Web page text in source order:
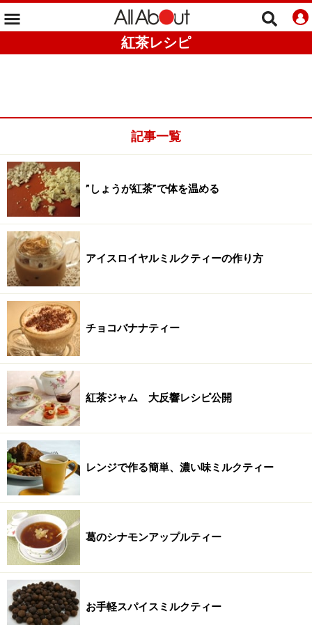
紅茶レシピ
記事一覧
”しょうが紅茶”で体を温める
アイスロイヤルミルクティーの作り方
チョコバナナティー
紅茶ジャム 大反響レシピ公開
レンジで作る簡単、濃い味ミルクティー
葛のシナモンアップルティー
お手軽スパイスミルクティー